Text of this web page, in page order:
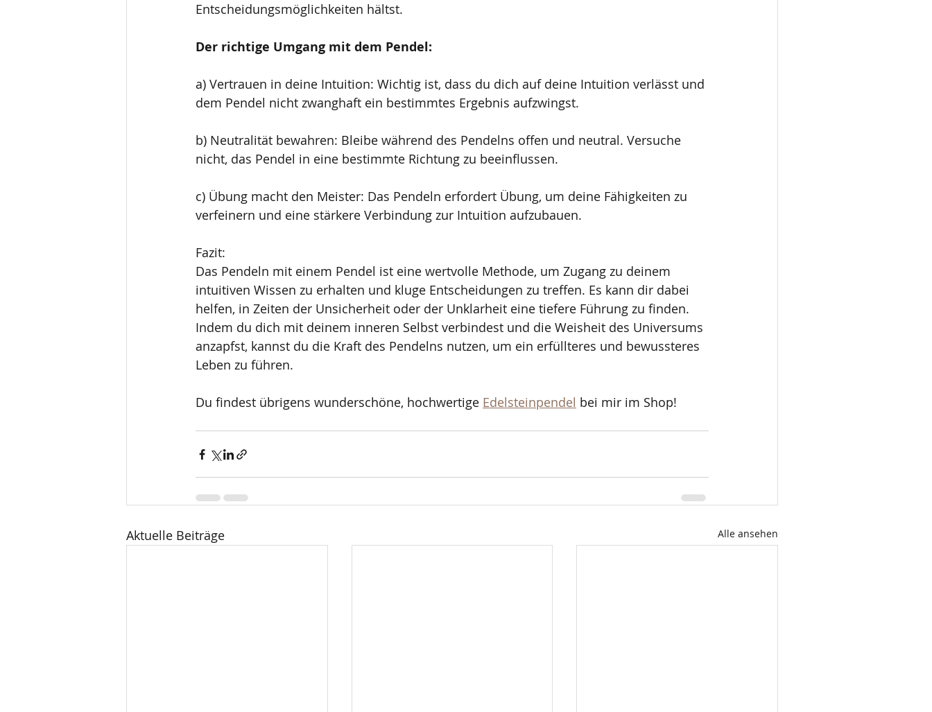
Entscheidungsmöglichkeiten hältst.
Der richtige Umgang mit dem Pendel:
a) Vertrauen in deine Intuition: Wichtig ist, dass du dich auf deine Intuition verlässt und
dem Pendel nicht zwanghaft ein bestimmtes Ergebnis aufzwingst.
b) Neutralität bewahren: Bleibe während des Pendelns offen und neutral. Versuche
nicht, das Pendel in eine bestimmte Richtung zu beeinflussen.
c) Übung macht den Meister: Das Pendeln erfordert Übung, um deine Fähigkeiten zu
verfeinern und eine stärkere Verbindung zur Intuition aufzubauen.
Fazit:
Das Pendeln mit einem Pendel ist eine wertvolle Methode, um Zugang zu deinem
intuitiven Wissen zu erhalten und kluge Entscheidungen zu treffen. Es kann dir dabei
helfen, in Zeiten der Unsicherheit oder der Unklarheit eine tiefere Führung zu finden.
Indem du dich mit deinem inneren Selbst verbindest und die Weisheit des Universums
anzapfst, kannst du die Kraft des Pendelns nutzen, um ein erfüllteres und bewussteres
Leben zu führen.
Du findest übrigens wunderschöne, hochwertige Edelsteinpendel bei mir im Shop!
Aktuelle Beiträge Alle ansehen